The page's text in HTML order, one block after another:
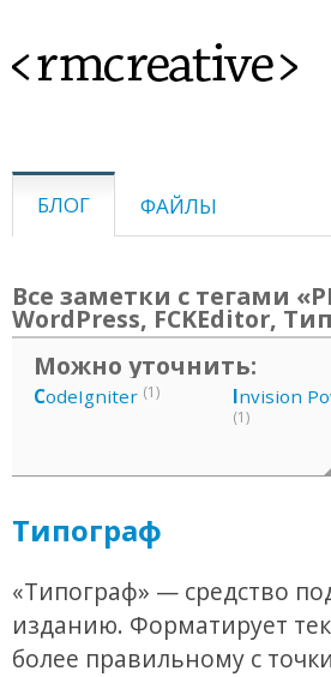
<rmcreative>
БЛОГ ФАЙЛЫ
Все заметки с тегами
WordPress, FCKEditor,
Можно уточнить:
CodeIgniter (1) Invision
(1)
Типограф
«Типограф» — средство
изданию. Форматирует
более правильному с